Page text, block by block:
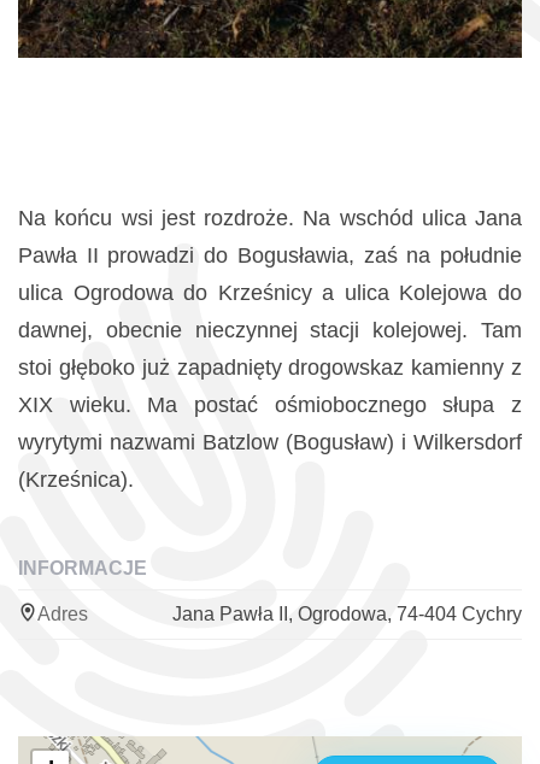
Na końcu wsi jest rozdroże. Na wschód ulica Jana
Pawła II prowadzi do Bogusławia, zaś na południe
ulica Ogrodowa do Krześnicy a ulica Kolejowa do
dawnej, obecnie nieczynnej stacji kolejowej. Tam
stoi głęboko już zapadnięty drogowskaz kamienny z
XIX wieku. Ma postać ośmiobocznego słupa z
wyrytymi nazwami Batzlow (Bogusław) i Wilkersdorf
(Krześnica).
INFORMACJE
Adres Jana Pawła II, Ogrodowa, 74-404 Cychry